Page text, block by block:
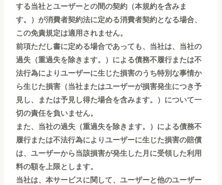
する当社とユーザーとの間の契約（本規約を含みま
す。）が消費者契約法に定める消費者契約となる場合、
この免責規定は適用されません。
前項ただし書に定める場合であっても、当社は、当社の
過失（重過失を除きます。）による債務不履行または不
法行為によりユーザーに生じた損害のうち特別な事情か
ら生じた損害（当社またはユーザーが損害発生につき予
見し、または予見し得た場合を含みます。）について一
切の責任を負いません。
また、当社の過失（重過失を除きます。）による債務不
履行または不法行為によりユーザーに生じた損害の賠償
は、ユーザーから当該損害が発生した月に受領した利用
料の額を上限とします。
当社は、本サービスに関して、ユーザーと他のユーザー